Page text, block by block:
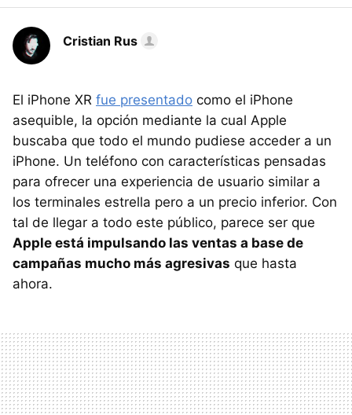
Cristian Rus
El iPhone XR fue presentado como el iPhone
asequible, la opción mediante la cual Apple
buscaba que todo el mundo pudiese acceder a un
iPhone. Un teléfono con características pensadas
para ofrecer una experiencia de usuario similar a
los terminales estrella pero a un precio inferior. Con
tal de llegar a todo este público, parece ser que
Apple está impulsando las ventas a base de
campañas mucho más agresivas que hasta
ahora.